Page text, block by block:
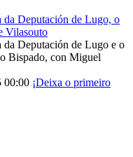
Deputación de Lugo, o
Vilasouto
Deputación de Lugo e o
Bispado, con Miguel
00:00 ¡Deixa o primeiro